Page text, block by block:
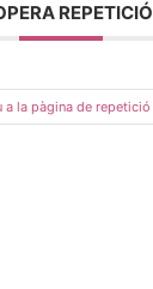
REPETICIÓ
a la pàgina de repetició